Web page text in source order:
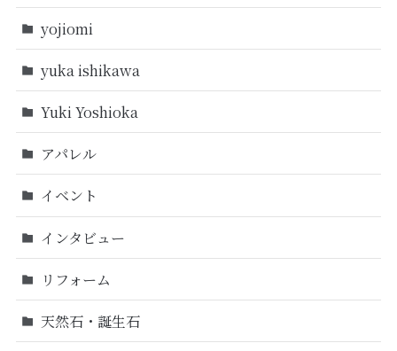
yojiomi
yuka ishikawa
Yuki Yoshioka
アパレル
イベント
インタビュー
リフォーム
天然石・誕生石